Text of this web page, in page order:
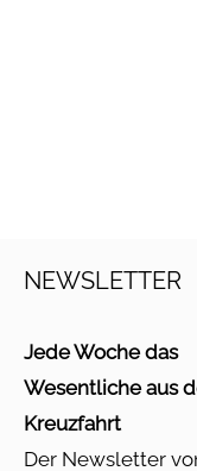
NEWSLETTER
Jede Woche das
Wesentliche aus
Kreuzfahrt
Der Newsletter